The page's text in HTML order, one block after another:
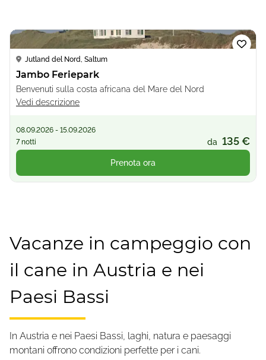
Loading...
Jutland del Nord, Saltum
Jambo Feriepark
Benvenuti sulla costa africana del Mare del Nord
Vedi descrizione
08.09.2026 - 15.09.2026
7 notti
da 135 €
Prenota ora
Vacanze in campeggio con
il cane in Austria e nei
Paesi Bassi
In Austria e nei Paesi Bassi, laghi, natura e paesaggi
montani offrono condizioni perfette per i cani.